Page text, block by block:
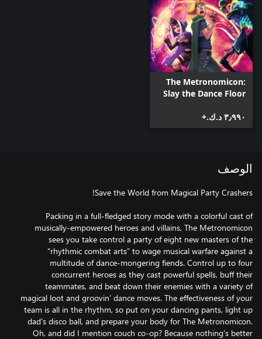
The Metronomicon:
Slay the Dance Floor
٣٫٩٩٠ د.ك.‏+
الوصف
Packing in a full-fledged story mode with a colorful cast of
musically-empowered heroes and villains, The Metronomicon
sees you take control a party of eight new masters of the
“rhythmic combat arts” to wage musical warfare against a
multitude of dance-mongering fiends. Control up to four
concurrent heroes as they cast powerful spells, buff their
teammates, and beat down their enemies with a variety of
magical loot and groovin’ dance moves. The effectiveness of your
team is all in the rhythm, so put on your dancing pants, light up
dad’s disco ball, and prepare your body for The Metronomicon.
Oh, and did I mention couch co-op? Because nothing's better